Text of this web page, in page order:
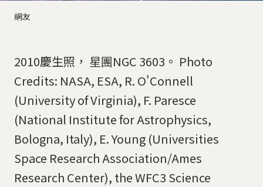
網友
2010慶生照， 星團NGC 3603。 Photo
Credits: NASA, ESA, R. O'Connell
(University of Virginia), F. Paresce
(National Institute for Astrophysics,
Bologna, Italy), E. Young (Universities
Space Research Association/Ames
Research Center), the WFC3 Science